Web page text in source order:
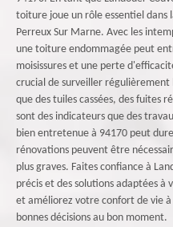
toiture joue un rôle essentiel dans
Perreux Sur Marne. Avec les
une toiture endommagée peut
moisissures et une perte
crucial de surveiller
que des tuiles cassées, des fuites
sont des indicateurs que des
bien entretenue à 94170 peut
rénovations peuvent être
plus graves. Faites confiance à
précis et des solutions adaptées
et améliorez votre confort de vie
bonnes décisions au bon moment.